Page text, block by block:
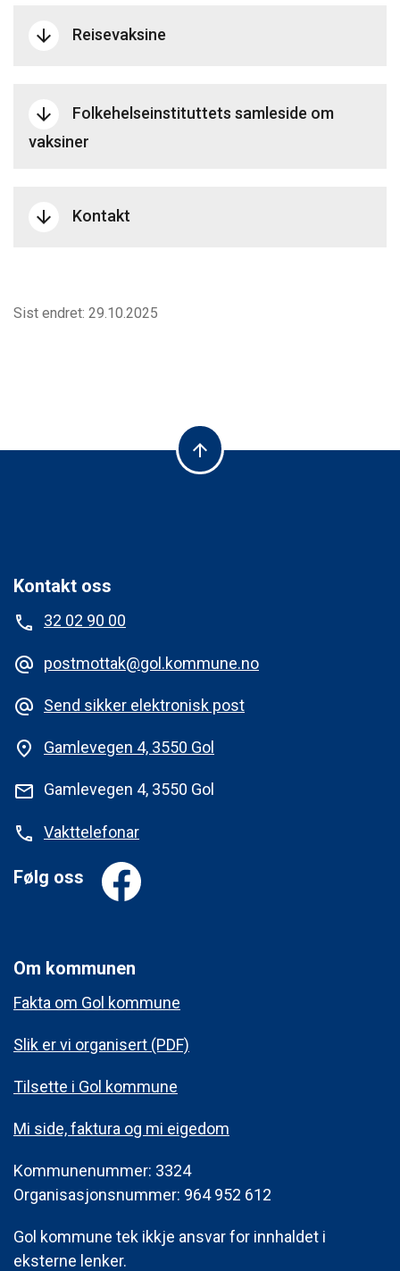
arrow_downward Reisevaksine
arrow_downward
Folkehelseinstituttets samleside om
vaksiner
arrow_downward Kontakt
Sist endret: 29.10.2025
arrow_upward
Kontakt oss
phone
32 02 90 00
alternate_email postmottak@gol.kommune.no
alternate_email Send sikker elektronisk post
place Gamlevegen 4, 3550 Gol
mail Gamlevegen 4, 3550 Gol
phone Vakttelefonar
Følg oss
Om kommunen
Fakta om Gol kommune
Slik er vi organisert (PDF)
Tilsette i Gol kommune
Mi side, faktura og mi eigedom
Kommunenummer: 3324
Organisasjonsnummer: 964 952 612
Gol kommune tek ikkje ansvar for innhaldet i
eksterne lenker.